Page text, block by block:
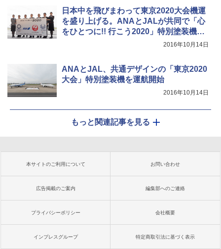
日本中を飛びまわって東京2020大会機運
を盛り上げる。ANAとJALが共同で「心
をひとつに!! 行こう2020」特別塗装機お
2016年10月14日
ANAとJAL、共通デザインの「東京2020
大会」特別塗装機を運航開始
2016年10月14日
もっと関連記事を見る
本サイトのご利用について お問い合わせ
広告掲載のご案内 編集部へのご連絡
プライバシーポリシー 会社概要
インプレスグループ 特定商取引法に基づく表示